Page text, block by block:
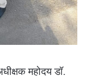
महोदय डॉ.